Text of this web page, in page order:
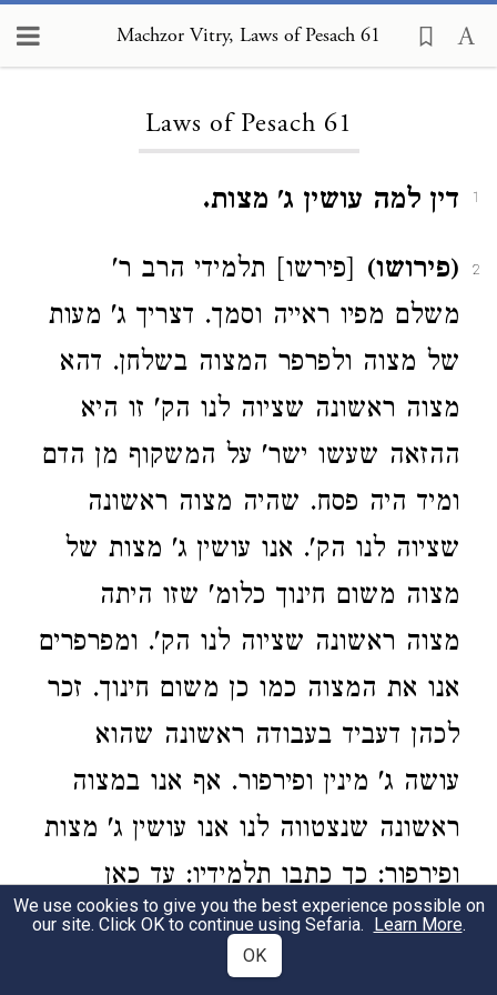
Machzor Vitry, Laws of Pesach 61
Laws of Pesach 61
1 דין למה עושין ג' מצות.
2 (פירושו) [פירשו] תלמידי הרב ר'
משלם מפיו ראייה וסמך. דצריך ג' מעות
של מצוה ולפרפר המצוה בשלחן. דהא
מצוה ראשונה שציוה לנו הק' זו היא
ההזאה שעשו ישר' על המשקוף מן הדם
ומיד היה פסח. שהיה מצוה ראשונה
שציוה לנו הק'. אנו עושין ג' מצות של
מצוה משום חינוך כלומ' שזו היתה
מצוה ראשונה שציוה לנו הק'. ומפרפרים
אנו את המצוה כמו כן משום חינוך. זכר
לכהן דעביד בעבודה ראשונה שהוא
עושה ג' מינין ופירפור. אף אנו במצוה
ראשונה שנצטווה לנו אנו עושין ג' מצות
ופירפור: כך כתבו תלמידיו: עד כאן
תוספת: מיכן ואילך יסוד העמרמי:
We use cookies to give you the best experience possible on
our site. Click OK to continue using Sefaria. Learn More.
OK